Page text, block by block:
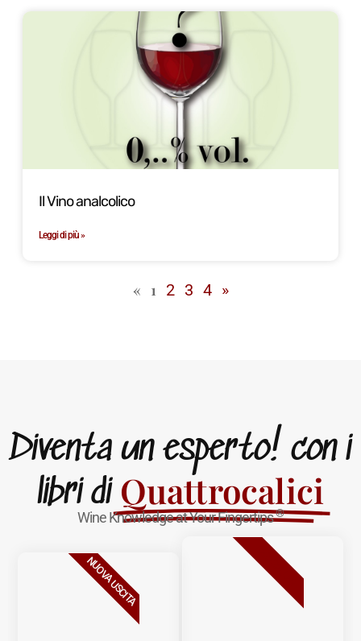
Il Vino analcolico
Leggi di più »
« 1 2 3 4 »
Diventa un esperto! con i
libri di Quattrocalici
Wine Knowledge at Your Fingertips®
NUOVA USCITA BESTSELLER